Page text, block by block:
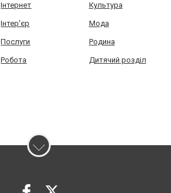
Інтернет Культура
Інтер'єр Мода
Послуги Родина
Робота Дитячий розділ